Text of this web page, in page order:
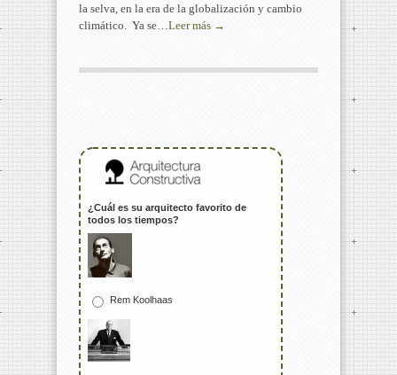
la selva, en la era de la globalización y cambio
climático. Ya se… Leer más →
¿Cuál es su arquitecto favorito de
todos los tiempos?
Rem Koolhaas